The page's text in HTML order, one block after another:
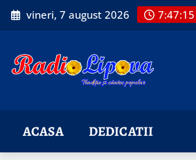
Skip
to
vineri, 7 august 2026
ACASA DEDICATII